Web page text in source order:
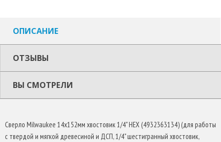
ОПИСАНИЕ
ОТЗЫВЫ
ВЫ СМОТРЕЛИ
Сверло Milwaukee 14х152мм хвостовик 1/4" HEX (4932363134) (для работы
с твердой и мягкой древесиной и ДСП, 1/4" шестигранный хвостовик,